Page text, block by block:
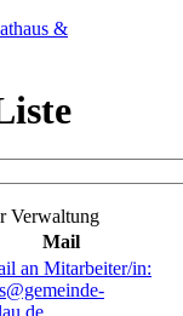
&
Verwaltung
Mail